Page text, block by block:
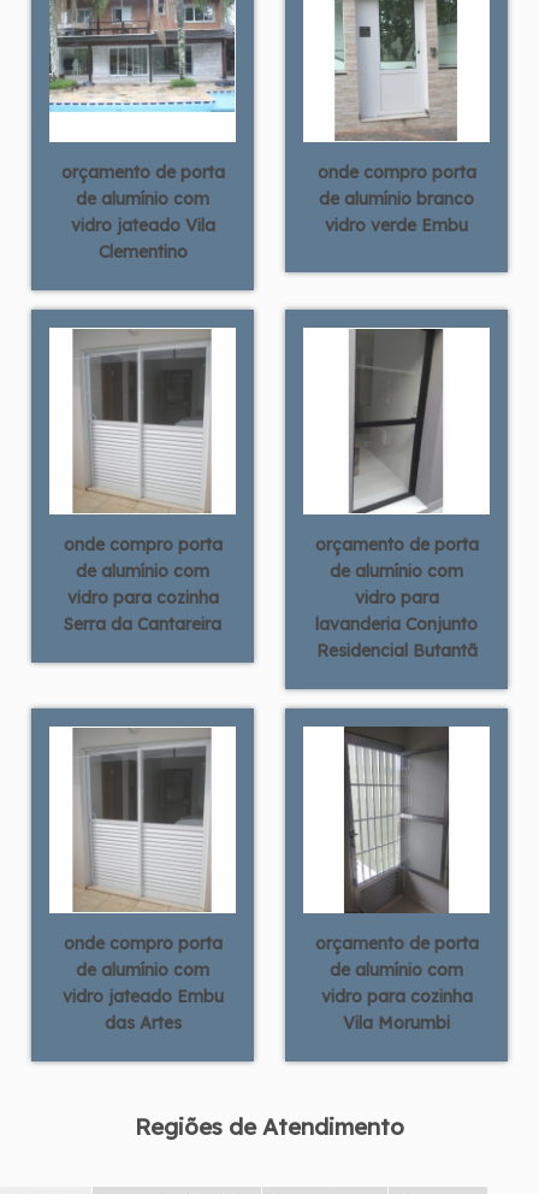
orçamento de porta
de alumínio com
vidro jateado Vila
Clementino
onde compro porta
de alumínio branco
vidro verde Embu
onde compro porta
de alumínio com
vidro para cozinha
Serra da Cantareira
orçamento de porta
de alumínio com
vidro para
lavanderia Conjunto
Residencial Butantã
onde compro porta
de alumínio com
vidro jateado Embu
das Artes
orçamento de porta
de alumínio com
vidro para cozinha
Vila Morumbi
Regiões de Atendimento